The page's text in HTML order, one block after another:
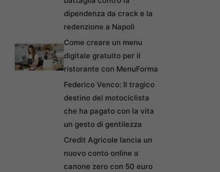
dipendenza da crack e la
redenzione a Napoli
Come creare un menu
digitale gratuito per il
ristorante con MenuForma
Federico Venco: Il tragico
destino del motociclista
che ha pagato con la vita
un gesto di gentilezza
Credit Agricole lancia un
nuovo conto online a
canone zero con 50 euro